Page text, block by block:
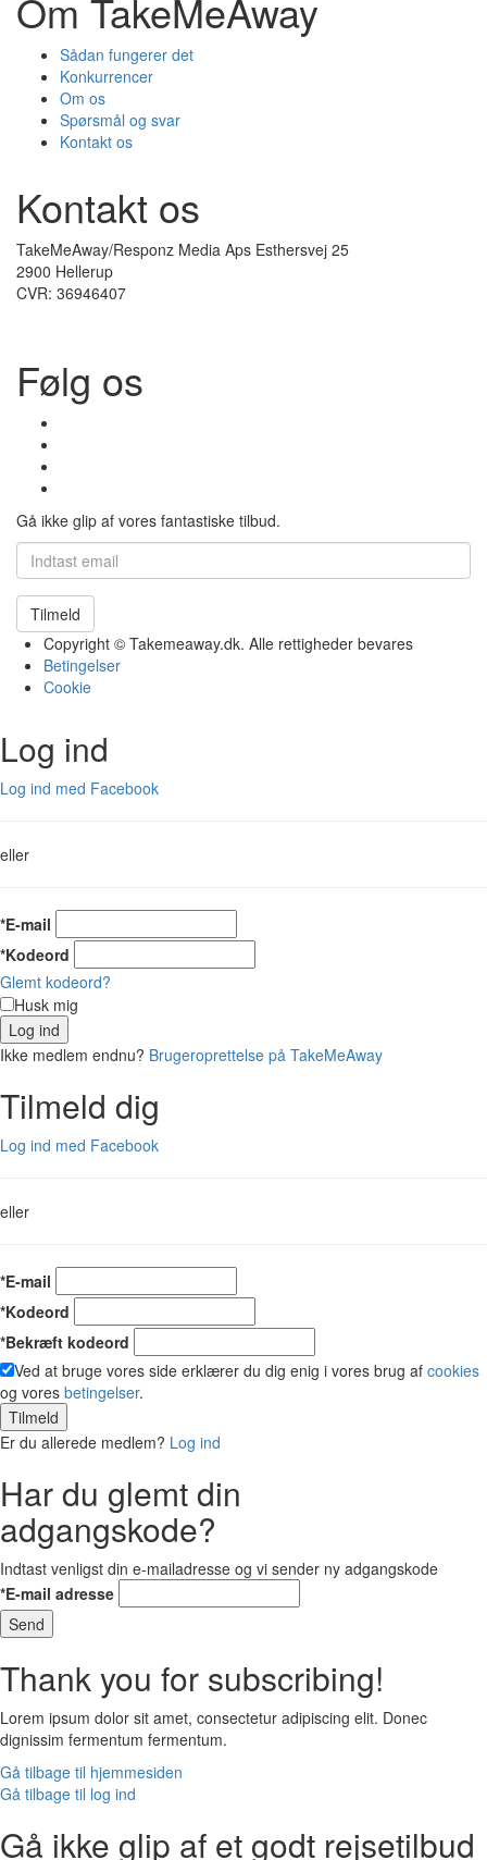
Om TakeMeAway
Sådan fungerer det
Konkurrencer
Om os
Spørsmål og svar
Kontakt os
Kontakt os
TakeMeAway/Responz Media Aps Esthersvej 25
2900 Hellerup
CVR: 36946407
Følg os
Gå ikke glip af vores fantastiske tilbud.
Tilmeld
Copyright © Takemeaway.dk. Alle rettigheder bevares
Betingelser
Cookie
Log ind
Log ind med Facebook
eller
*E-mail
*Kodeord
Glemt kodeord?
Husk mig
Log ind
Ikke medlem endnu? Brugeroprettelse på TakeMeAway
Tilmeld dig
Log ind med Facebook
eller
*E-mail
*Kodeord
*Bekræft kodeord
Ved at bruge vores side erklærer du dig enig i vores brug af cookies
og vores betingelser.
Tilmeld
Er du allerede medlem? Log ind
Har du glemt din
adgangskode?
Indtast venligst din e-mailadresse og vi sender ny adgangskode
*E-mail adresse
Send
Thank you for subscribing!
Lorem ipsum dolor sit amet, consectetur adipiscing elit. Donec
dignissim fermentum fermentum.
Gå tilbage til hjemmesiden
Gå tilbage til log ind
Gå ikke glip af et godt rejsetilbud